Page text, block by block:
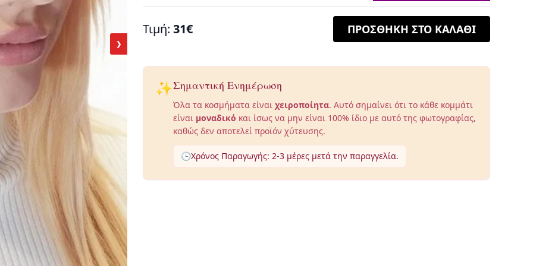
❯
Τιμή: 31€ ΠΡΟΣΘΗΚΗ ΣΤΟ ΚΑΛΑΘΙ
✨Σημαντική Ενημέρωση
Όλα τα κοσμήματα είναι χειροποίητα. Αυτό σημαίνει ότι το κάθε κομμάτι
είναι μοναδικό και ίσως να μην είναι 100% ίδιο με αυτό της φωτογραφίας,
καθώς δεν αποτελεί προϊόν χύτευσης.
🕒Χρόνος Παραγωγής: 2-3 μέρες μετά την παραγγελία.